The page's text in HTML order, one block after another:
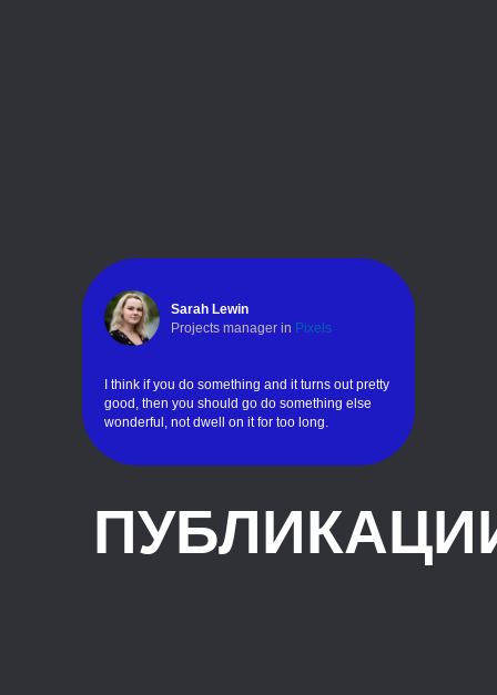
Sarah Lewin
I think if you do something and it turns out pretty
good, then you should go do something else
wonderful, not dwell on it for too long.
Projects manager in Pixels
Gregory Tabot